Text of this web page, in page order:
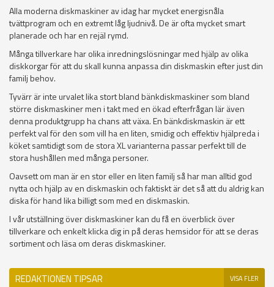
Alla moderna diskmaskiner av idag har mycket energisnåla
tvättprogram och en extremt låg ljudnivå. De är ofta mycket smart
planerade och har en rejäl rymd.
Många tillverkare har olika inredningslösningar med hjälp av olika
diskkorgar för att du skall kunna anpassa din diskmaskin efter just din
familj behov.
Tyvärr är inte urvalet lika stort bland bänkdiskmaskiner som bland
större diskmaskiner men i takt med en ökad efterfrågan lär även
denna produktgrupp ha chans att växa. En bänkdiskmaskin är ett
perfekt val för den som vill ha en liten, smidig och effektiv hjälpreda i
köket samtidigt som de stora XL varianterna passar perfekt till de
stora hushållen med många personer.
Oavsett om man är en stor eller en liten familj så har man alltid god
nytta och hjälp av en diskmaskin och faktiskt är det så att du aldrig kan
diska för hand lika billigt som med en diskmaskin.
I vår utställning över diskmaskiner kan du få en överblick över
tillverkare och enkelt klicka dig in på deras hemsidor för att se deras
sortiment och läsa om deras diskmaskiner.
REDAKTIONEN TIPSAR VISA FLER